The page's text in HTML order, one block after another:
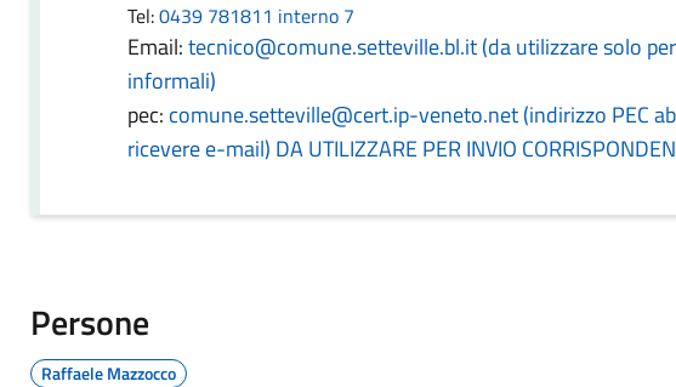
Tel:0439 781811 interno 7
Email:tecnico@comune.setteville.bl.it (da utilizzare solo
informali)
pec: comune.setteville@cert.ip-veneto.net (indirizzo PEC
ricevere e-mail) DA UTILIZZARE PER INVIO
Persone
Raffaele Mazzocco